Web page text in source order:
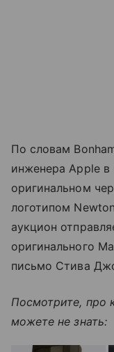
По словам
инженера Apple в
оригинальном
логотипом
аукцион
оригинального
письмо Стива
Посмотрите, про
можете не знать: